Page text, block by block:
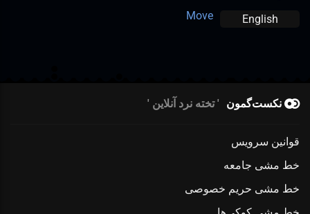
English
Move
نکست‌گمون تخته نرد آنلاین
قوانین سرویس
خط مشی جامعه
خط مشی حریم خصوصی